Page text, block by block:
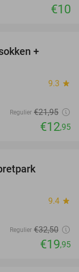
€10
+
9.3 star
Regulier €21,95
€12,95
9.4 star
Regulier €32,50
€19,95